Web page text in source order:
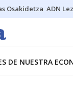
Osakidetza ADN
DE NUESTRA